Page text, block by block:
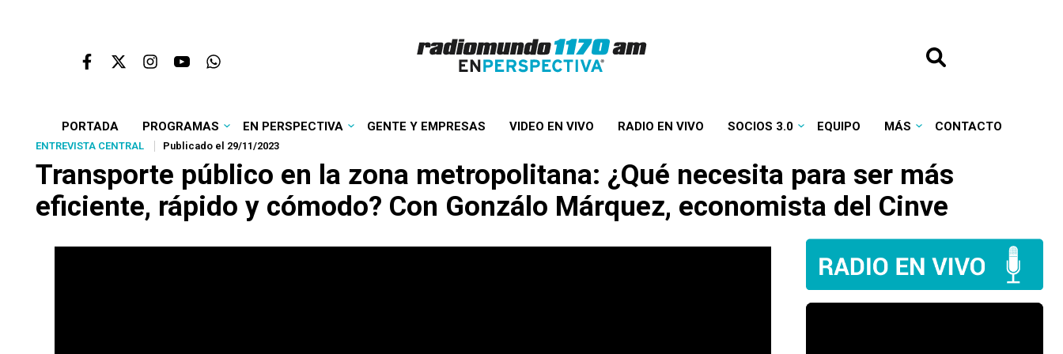
PORTADA PROGRAMAS EN PERSPECTIVA GENTE Y EMPRESAS VIDEO EN VIVO RADIO EN VIVO SOCIOS 3.0 EQUIPO MÁS CONTACTO
ENTREVISTA CENTRAL Publicado el 29/11/2023
Transporte público en la zona metropolitana: ¿Qué necesita para ser más
eficiente, rápido y cómodo? Con Gonzálo Márquez, economista del Cinve